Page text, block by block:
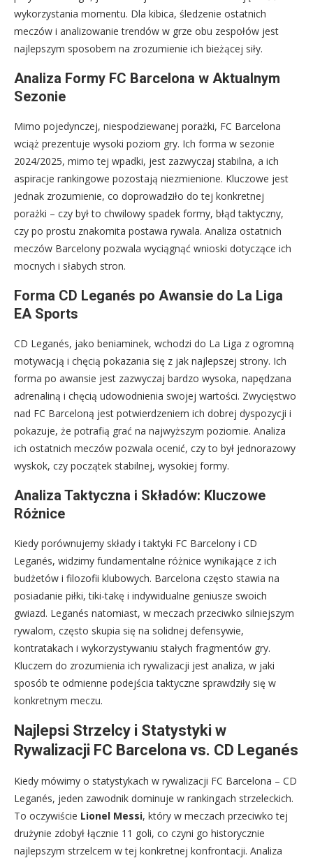
wykorzystania momentu. Dla kibica, śledzenie ostatnich
meczów i analizowanie trendów w grze obu zespołów jest
najlepszym sposobem na zrozumienie ich bieżącej siły.
Analiza Formy FC Barcelona w Aktualnym
Sezonie
Mimo pojedynczej, niespodziewanej porażki, FC Barcelona
wciąż prezentuje wysoki poziom gry. Ich forma w sezonie
2024/2025, mimo tej wpadki, jest zazwyczaj stabilna, a ich
aspiracje rankingowe pozostają niezmienione. Kluczowe jest
jednak zrozumienie, co doprowadziło do tej konkretnej
porażki – czy był to chwilowy spadek formy, błąd taktyczny,
czy po prostu znakomita postawa rywala. Analiza ostatnich
meczów Barcelony pozwala wyciągnąć wnioski dotyczące ich
mocnych i słabych stron.
Forma CD Leganés po Awansie do La Liga
EA Sports
CD Leganés, jako beniaminek, wchodzi do La Liga z ogromną
motywacją i chęcią pokazania się z jak najlepszej strony. Ich
forma po awansie jest zazwyczaj bardzo wysoka, napędzana
adrenaliną i chęcią udowodnienia swojej wartości. Zwycięstwo
nad FC Barceloną jest potwierdzeniem ich dobrej dyspozycji i
pokazuje, że potrafią grać na najwyższym poziomie. Analiza
ich ostatnich meczów pozwala ocenić, czy to był jednorazowy
wyskok, czy początek stabilnej, wysokiej formy.
Analiza Taktyczna i Składów: Kluczowe
Różnice
Kiedy porównujemy składy i taktyki FC Barcelony i CD
Leganés, widzimy fundamentalne różnice wynikające z ich
budżetów i filozofii klubowych. Barcelona często stawia na
posiadanie piłki, tiki-takę i indywidualne geniusze swoich
gwiazd. Leganés natomiast, w meczach przeciwko silniejszym
rywalom, często skupia się na solidnej defensywie,
kontratakach i wykorzystywaniu stałych fragmentów gry.
Kluczem do zrozumienia ich rywalizacji jest analiza, w jaki
sposób te odmienne podejścia taktyczne sprawdziły się w
konkretnym meczu.
Najlepsi Strzelcy i Statystyki w
Rywalizacji FC Barcelona vs. CD Leganés
Kiedy mówimy o statystykach w rywalizacji FC Barcelona – CD
Leganés, jeden zawodnik dominuje w rankingach strzeleckich.
To oczywiście Lionel Messi, który w meczach przeciwko tej
drużynie zdobył łącznie 11 goli, co czyni go historycznie
najlepszym strzelcem w tej konkretnej konfrontacji. Analiza